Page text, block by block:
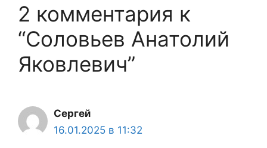
2 комментария к
“Соловьев Анатолий
Яковлевич”
Сергей
16.01.2025 в 11:32